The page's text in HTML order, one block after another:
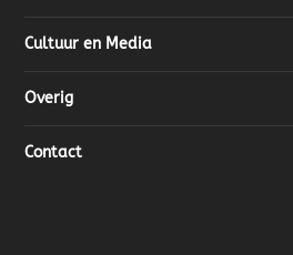
Cultuur en Media
Overig
Contact